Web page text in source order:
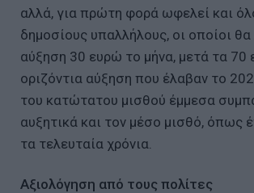
αλλά, για πρώτη φορά ωφελεί και
δημοσίους υπαλλήλους, οι οποίοι
αύξηση 30 ευρώ το μήνα, μετά τα 70
οριζόντια αύξηση που έλαβαν το
του κατώτατου μισθού έμμεσα
αυξητικά και τον μέσο μισθό, όπως
τα τελευταία χρόνια.
Αξιολόγηση από τους πολίτες